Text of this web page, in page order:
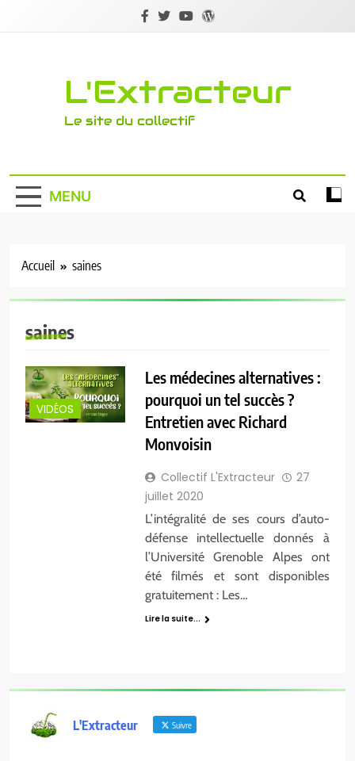
L'Extracteur
Le site du collectif
MENU
Accueil saines
saines
VIDÉOS
Les médecines alternatives :
pourquoi un tel succès ?
Entretien avec Richard
Monvoisin
Collectif L'Extracteur
27
juillet 2020
L’intégralité de ses cours d’auto-
défense intellectuelle donnés à
l’Université Grenoble Alpes ont
été filmés et sont disponibles
gratuitement : Les…
Lire la suite...
L'Extracteur Suivre